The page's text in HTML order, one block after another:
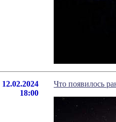
12.02.2024
18:00
Что появилось